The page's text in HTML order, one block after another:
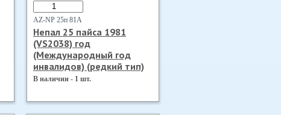
AZ-NP 25п 81А
Непал 25 пайса 1981
(VS2038) год
(Международный год
инвалидов) (редкий тип)
В наличии - 1 шт.